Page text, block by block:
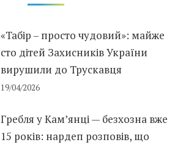
«Табір – просто чудовий»: майже
сто дітей Захисників України
вирушили до Трускавця
19/04/2026
Гребля у Кам’янці — безхозна вже
15 років: нардеп розповів, що